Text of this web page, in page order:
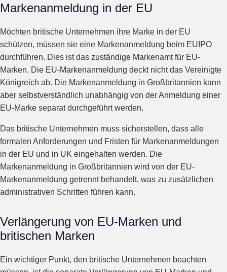
Markenanmeldung in der EU
Möchten britische Unternehmen ihre Marke in der EU
schützen, müssen sie eine Markenanmeldung beim EUIPO
durchführen. Dies ist das zuständige Markenamt für EU-
Marken. Die EU-Markenanmeldung deckt nicht das Vereinigte
Königreich ab. Die Markenanmeldung in Großbritannien kann
aber selbstverständlich unabhängig von der Anmeldung einer
EU-Marke separat durchgeführt werden.
Das britische Unternehmen muss sicherstellen, dass alle
formalen Anforderungen und Fristen für Markenanmeldungen
in der EU und in UK eingehalten werden. Die
Markenanmeldung in Großbritannien wird von der EU-
Markenanmeldung getrennt behandelt, was zu zusätzlichen
administrativen Schritten führen kann.
Verlängerung von EU-Marken und
britischen Marken
Ein wichtiger Punkt, den britische Unternehmen beachten